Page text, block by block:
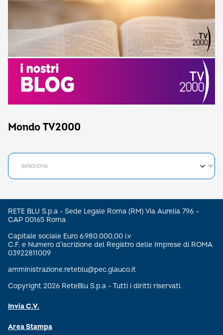
Mondo TV2000
RETE BLU S.p.a - Sede Legale Roma (RM) Via Aurelia 796 –
CAP 00165 Roma
Capitale sociale Euro 6.980.000,00 i.v
C.F. e Numero d’iscrizione del Registro delle Imprese di ROMA
03922811009
amministrazione.reteblu@pec.glauco.it
Copyright 2026 ReteBlu S.p.a - Tutti i diritti riservati.
Invia C.V.
Area Stampa